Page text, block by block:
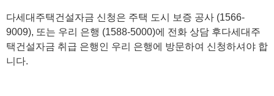
다세대주택건설자금 신청은 주택 도시 보증 공사 (1566-
9009), 또는 우리 은행 (1588-5000)에 전화 상담 후다세대주
택건설자금 취급 은행인 우리 은행에 방문하여 신청하셔야 합
니다.